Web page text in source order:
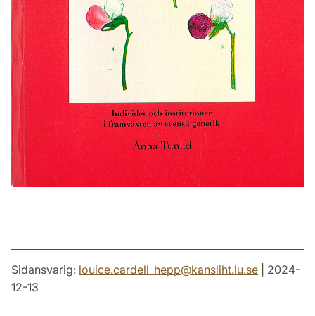
Sidansvarig: louice.cardell_hepp@kansliht.lu.se | 2024-
12-13